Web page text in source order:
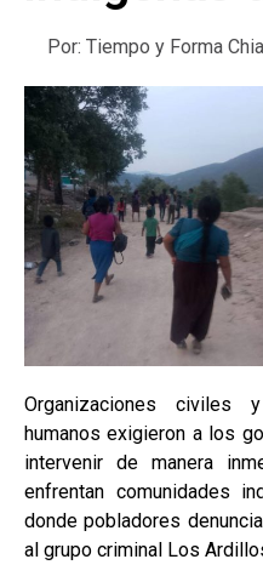
Por: Tiempo y Forma
Organizaciones civiles
humanos exigieron a los
intervenir de manera
enfrentan comunidades
donde pobladores
al grupo criminal Los